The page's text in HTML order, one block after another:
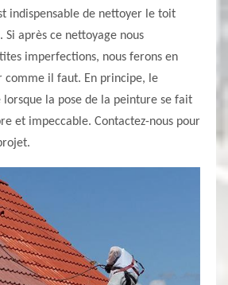
indispensable de nettoyer le toit
après ce nettoyage nous
imperfections, nous ferons en
comme il faut. En principe, le
la pose de la peinture se fait
et impeccable. Contactez-nous pour